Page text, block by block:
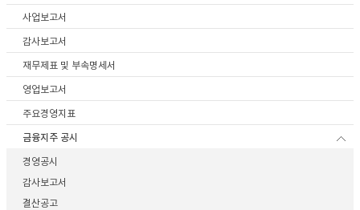
창 닫
기
사업보고서
감사보고서
재무제표 및 부속명세서
영업보고서
주요경영지표
금융지주 공시
경영공시
감사보고서
결산공고